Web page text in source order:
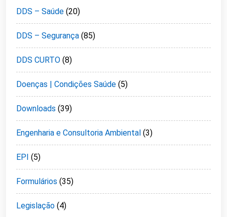
DDS – Saúde (20)
DDS – Segurança (85)
DDS CURTO (8)
Doenças | Condições Saúde (5)
Downloads (39)
Engenharia e Consultoria Ambiental (3)
EPI (5)
Formulários (35)
Legislação (4)